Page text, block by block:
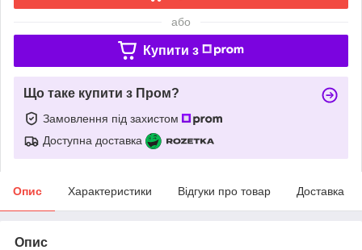
або
Купити з
Що таке купити з Пром?
Замовлення під захистом
Доступна доставка
Опис Характеристики Відгуки про товар Доставка
Опис